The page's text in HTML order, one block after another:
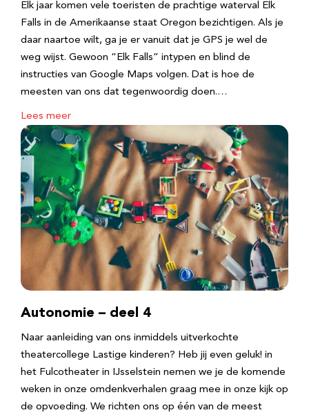
Elk jaar komen vele toeristen de prachtige waterval Elk
Falls in de Amerikaanse staat Oregon bezichtigen. Als je
daar naartoe wilt, ga je er vanuit dat je GPS je wel de
weg wijst. Gewoon “Elk Falls” intypen en blind de
instructies van Google Maps volgen. Dat is hoe de
meesten van ons dat tegenwoordig doen.…
Lees meer
Autonomie – deel 4
Naar aanleiding van ons inmiddels uitverkochte
theatercollege Lastige kinderen? Heb jij even geluk! in
het Fulcotheater in IJsselstein nemen we je de komende
weken in onze omdenkverhalen graag mee in onze kijk op
de opvoeding. We richten ons op één van de meest